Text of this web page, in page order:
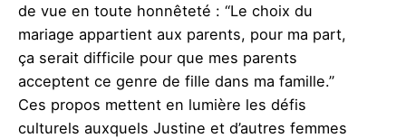
de vue en toute honnêteté : “Le choix du
mariage appartient aux parents, pour ma part,
ça serait difficile pour que mes parents
acceptent ce genre de fille dans ma famille.”
Ces propos mettent en lumière les défis
culturels auxquels Justine et d’autres femmes